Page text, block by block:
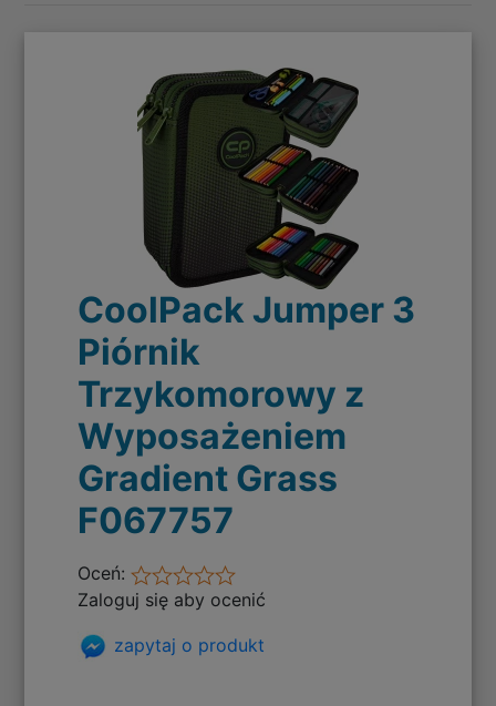
CoolPack Jumper 3
Piórnik
Trzykomorowy z
Wyposażeniem
Gradient Grass
F067757
Oceń:
Zaloguj się aby ocenić
zapytaj o produkt